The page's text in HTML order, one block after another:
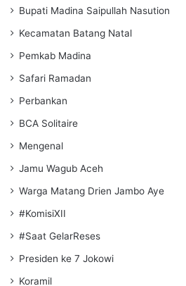
Bupati Madina Saipullah Nasution
Kecamatan Batang Natal
Pemkab Madina
Safari Ramadan
Perbankan
BCA Solitaire
Mengenal
Jamu Wagub Aceh
Warga Matang Drien Jambo Aye
#KomisiXII
#Saat GelarReses
Presiden ke 7 Jokowi
Koramil